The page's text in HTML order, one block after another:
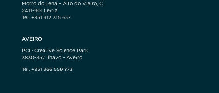
Morro do Lena – Alto do Vieiro, C
2411-901 Leiria
Tel. +351 912 315 657
AVEIRO
PCI · Creative Science Park
3830-352 Ílhavo – Aveiro
Tel. +351 966 559 873